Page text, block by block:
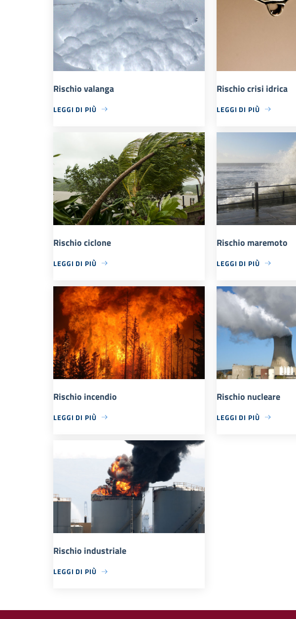
Rischio valanga
LEGGI DI PIÙ
Rischio crisi idrica
LEGGI DI PIÙ
Rischio ciclone
LEGGI DI PIÙ
Rischio maremoto
LEGGI DI PIÙ
Rischio incendio
LEGGI DI PIÙ
Rischio nucleare
LEGGI DI PIÙ
Rischio industriale
LEGGI DI PIÙ